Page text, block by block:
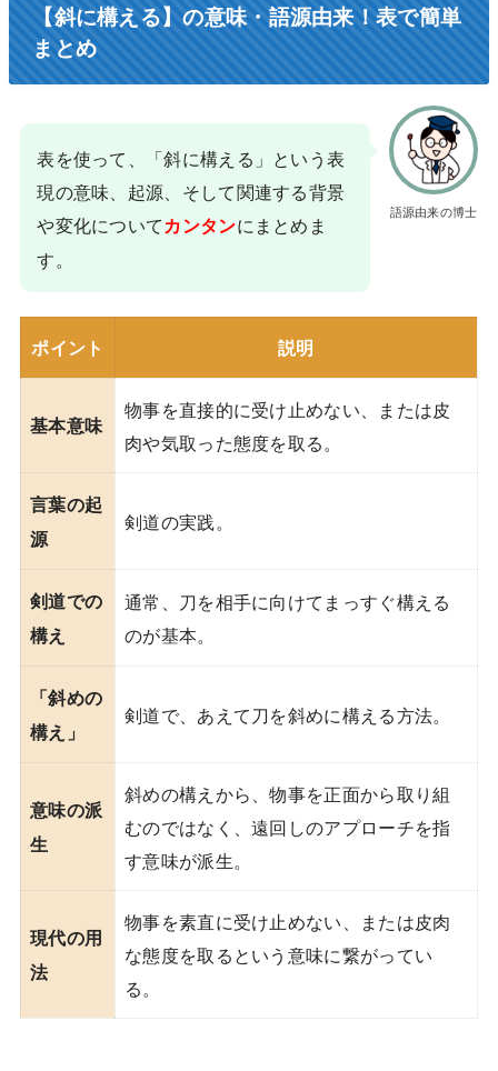
【斜に構える】の意味・語源由来！表で簡単
まとめ
語源由来の博士
表を使って、「斜に構える」という表
現の意味、起源、そして関連する背景
や変化についてカンタンにまとめま
す。
ポイント 説明
基本意味
物事を直接的に受け止めない、または皮
肉や気取った態度を取る。
言葉の起
源
剣道の実践。
剣道での
構え
通常、刀を相手に向けてまっすぐ構える
のが基本。
「斜めの
構え」
剣道で、あえて刀を斜めに構える方法。
意味の派
生
斜めの構えから、物事を正面から取り組
むのではなく、遠回しのアプローチを指
す意味が派生。
現代の用
法
物事を素直に受け止めない、または皮肉
な態度を取るという意味に繋がってい
る。